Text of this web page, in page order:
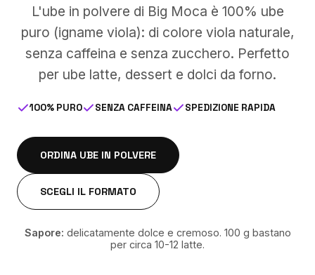
L'ube in polvere di Big Moca è 100% ube
puro (igname viola): di colore viola naturale,
senza caffeina e senza zucchero. Perfetto
per ube latte, dessert e dolci da forno.
100% PURO SENZA CAFFEINA SPEDIZIONE RAPIDA
ORDINA UBE IN POLVERE
SCEGLI IL FORMATO
Sapore: delicatamente dolce e cremoso. 100 g bastano
per circa 10-12 latte.